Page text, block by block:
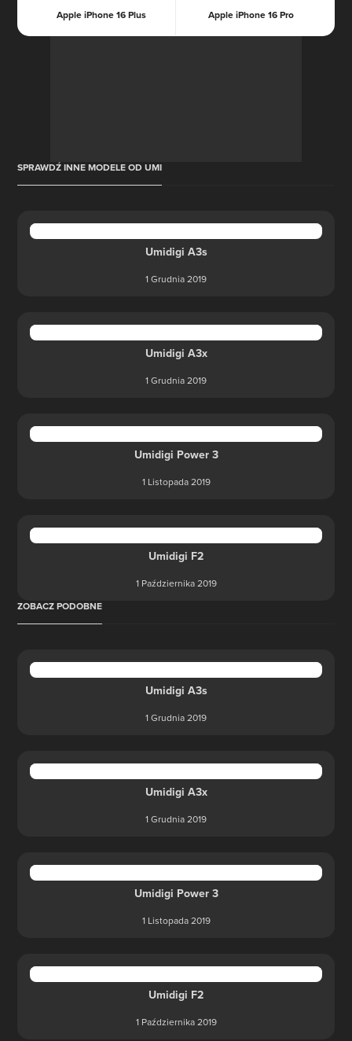
Apple iPhone 16 Plus Apple iPhone 16 Pro
SPRAWDŹ INNE MODELE OD UMI
Umidigi A3s
1 Grudnia 2019
Umidigi A3x
1 Grudnia 2019
Umidigi Power 3
1 Listopada 2019
Umidigi F2
1 Października 2019
ZOBACZ PODOBNE
Umidigi A3s
1 Grudnia 2019
Umidigi A3x
1 Grudnia 2019
Umidigi Power 3
1 Listopada 2019
Umidigi F2
1 Października 2019